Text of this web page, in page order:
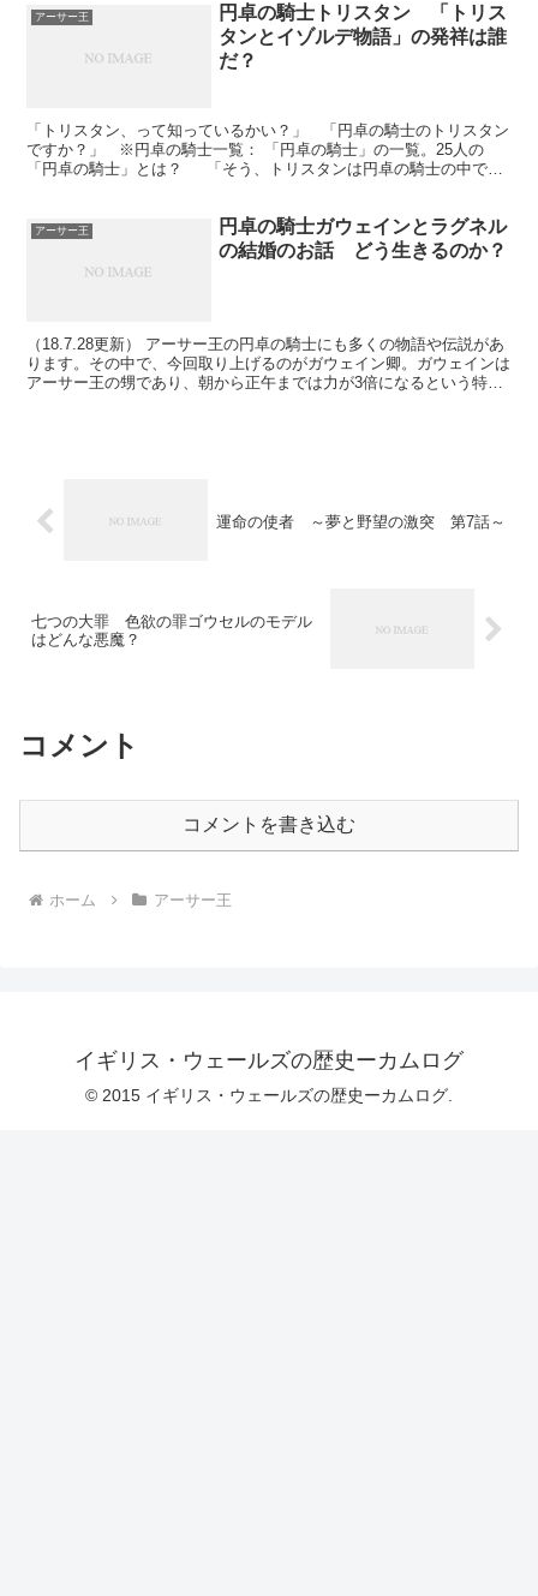
アーサー王
円卓の騎士トリスタン 「トリス
タンとイゾルデ物語」の発祥は誰
だ？
「トリスタン、って知っているかい？」 「円卓の騎士のトリスタン
ですか？」 ※円卓の騎士一覧： 「円卓の騎士」の一覧。25人の
「円卓の騎士」とは？ 「そう、トリスタンは円卓の騎士の中で、
アーサー王
円卓の騎士ガウェインとラグネル
の結婚のお話 どう生きるのか？
（18.7.28更新） アーサー王の円卓の騎士にも多くの物語や伝説があ
ります。その中で、今回取り上げるのがガウェイン卿。ガウェインは
アーサー王の甥であり、朝から正午までは力が3倍になるという特性
運命の使者 ～夢と野望の激突 第7話～
七つの大罪 色欲の罪ゴウセルのモデル
はどんな悪魔？
コメント
コメントを書き込む
ホーム アーサー王
イギリス・ウェールズの歴史ーカムログ
© 2015 イギリス・ウェールズの歴史ーカムログ.